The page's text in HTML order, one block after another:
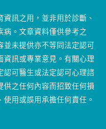
訊之用，並非用於診斷、
病。文章資料僅供參考之
未提供亦不等同法定認可
資訊或專業意見。有關心理
認可醫生或法定認可心理諮
供之任何內容而招致任何損
用或誤用承擔任何責任。